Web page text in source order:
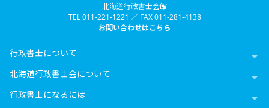
北海道行政書士会館
TEL 011-221-1221 ／ FAX 011-281-4138
お問い合わせはこちら
行政書士について 
北海道行政書士会について 
行政書士になるには 